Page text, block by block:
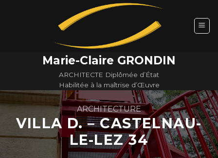
Marie-Claire GRONDIN
ARCHITECTE Diplômée d’État
Habilitée à la maîtrise d’Œuvre
ARCHITECTURE
VILLA D. – CASTELNAU-
LE-LEZ 34